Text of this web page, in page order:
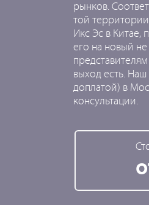
рынков.
той
Икс Эс в Китае,
его на новый
выход есть.
доплатой) в
консультации.